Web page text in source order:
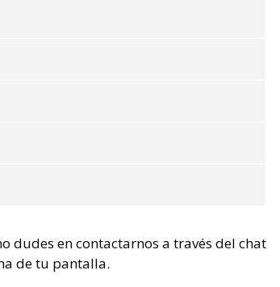
dudes en contactarnos a través del chat
de tu pantalla.